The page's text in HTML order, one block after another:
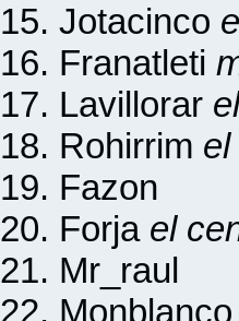
15. Jotacinco
16. Franatleti
17. Lavillorar
18. Rohirrim
19. Fazon
20. Forja el
21. Mr_raul
22. Monblanco